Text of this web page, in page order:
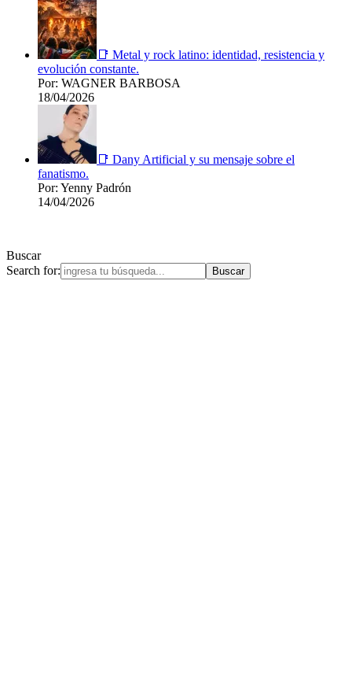
📑 Metal y rock latino: identidad, resistencia y
evolución constante.
Por: WAGNER BARBOSA
18/04/2026
📑 Dany Artificial y su mensaje sobre el
fanatismo.
Por: Yenny Padrón
14/04/2026
Buscar
Search for: